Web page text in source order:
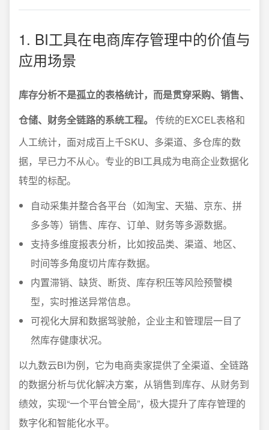
1. BI工具在电商库存管理中的价值与
应用场景
库存分析不是孤立的表格统计，而是贯穿采购、销售、
仓储、财务全链路的系统工程。
传统的EXCEL表格和
人工统计，面对成百上千SKU、多渠道、多仓库的数
据，早已力不从心。专业的BI工具成为电商企业数据化
转型的标配。
自动采集并整合各平台（如淘宝、天猫、京东、拼
多多等）销售、库存、订单、财务等多源数据。
支持多维度报表分析，比如按品类、渠道、地区、
时间等多角度切片库存数据。
内置滞销、缺货、断货、库存积压等风险预警模
型，实时推送异常信息。
可视化大屏和数据驾驶舱，企业主和管理层一目了
然库存健康状况。
以九数云BI为例，它为电商卖家提供了全渠道、全链路
的数据分析与优化解决方案，从销售到库存、从财务到
绩效，实现“一个平台管全局”，极大提升了库存管理的
数字化和智能化水平。